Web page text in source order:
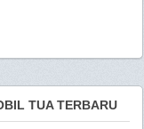
TUA TERBARU